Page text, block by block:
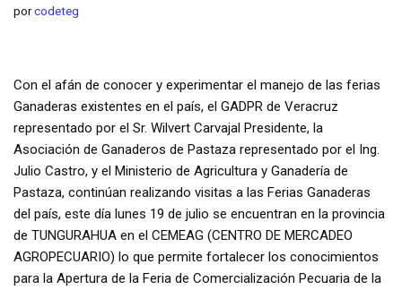
porcodeteg
Con el afán de conocer y experimentar el manejo de las ferias
Ganaderas existentes en el país, el GADPR de Veracruz
representado por el Sr. Wilvert Carvajal Presidente, la
Asociación de Ganaderos de Pastaza representado por el Ing.
Julio Castro, y el Ministerio de Agricultura y Ganadería de
Pastaza, continúan realizando visitas a las Ferias Ganaderas
del país, este día lunes 19 de julio se encuentran en la provincia
de TUNGURAHUA en el CEMEAG (CENTRO DE MERCADEO
AGROPECUARIO) lo que permite fortalecer los conocimientos
para la Apertura de la Feria de Comercialización Pecuaria de la